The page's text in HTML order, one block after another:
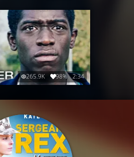
265.9K 98% 2:34